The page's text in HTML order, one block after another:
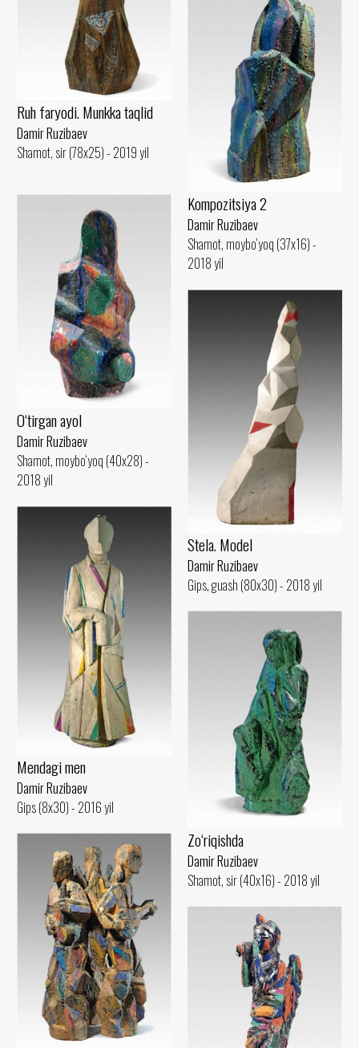
Ruh faryodi. Munkka taqlid
Damir Ruzibaev
Shamot, sir (78x25) - 2019 yil
Kompozitsiya 2
Damir Ruzibaev
Shamot, moybo‘yoq (37x16) -
2018 yil
O‘tirgan ayol
Damir Ruzibaev
Shamot, moybo‘yoq (40x28) -
2018 yil
Stela. Model
Damir Ruzibaev
Gips, guash (80x30) - 2018 yil
Mendagi men
Damir Ruzibaev
Gips (8x30) - 2016 yil
Zo‘riqishda
Damir Ruzibaev
Shamot, sir (40x16) - 2018 yil